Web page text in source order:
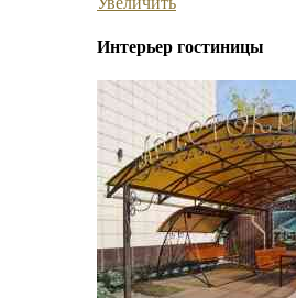
Интерьер гостиницы